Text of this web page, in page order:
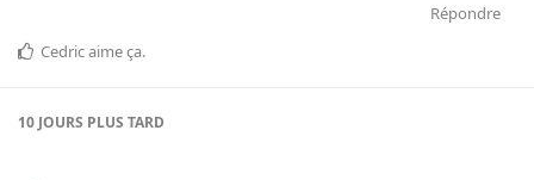
Répondre
Cedricaime ça.
10 JOURS PLUS TARD